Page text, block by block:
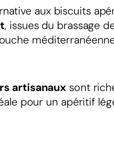
aux biscuits
, issues du brassage
artisanaux sont
pour un apéritif